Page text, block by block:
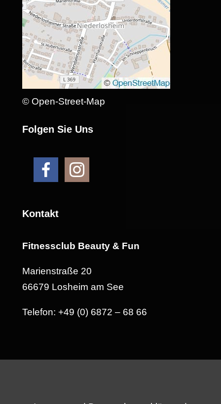
© Open-Street-Map
Folgen Sie Uns
Kontakt
Fitnessclub Beauty & Fun
Marienstraße 20
66679 Losheim am See
Telefon: +49 (0) 6872 – 68 66